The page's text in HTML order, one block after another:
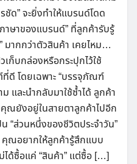
ด” จะยิ่งทำให้แบรนด์โดด
าษาของแบรนด์” ที่ลูกค้ารับรู้
มากกว่าตัวสินค้า เคยไหม…
ก็บกล่องหรือกระปุกไว้ใช้
โดยเฉพาะ “บรรจุภัณฑ์
และนำกลับมาใช้ซ้ำได้ ลูกค้า
ณยังอยู่ในสายตาลูกค้าไปอีก
“ส่วนหนึ่งของชีวิตประจำวัน”
อยากให้ลูกค้ารู้สึกแบบ
ได้ซื้อแค่ “สินค้า” แต่ซื้อ […]